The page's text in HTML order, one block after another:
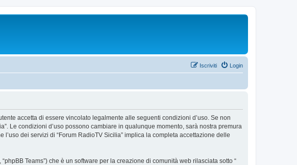
Login
Iscriviti
accetta di essere vincolato legalmente alle seguenti condizioni d’uso. Se non
Le condizioni d’uso possono cambiare in qualunque momento, sarà nostra premura
dei servizi di “Forum RadioTV Sicilia” implica la completa accettazione delle
Teams”) che è un software per la creazione di comunità web rilasciata sotto “